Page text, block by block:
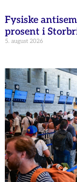
Fysiske
prosent i
5. august 2026